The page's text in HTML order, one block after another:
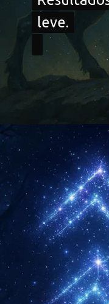
leve.
leve.
Opening https://